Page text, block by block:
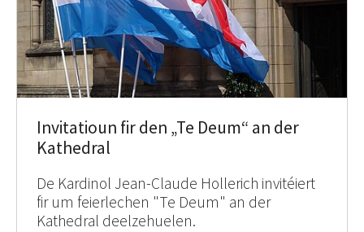
Invitatioun fir den „Te Deum“ an der
Kathedral
De Kardinol Jean-Claude Hollerich invitéiert
fir um feierlechen "Te Deum" an der
Kathedral deelzehuelen.